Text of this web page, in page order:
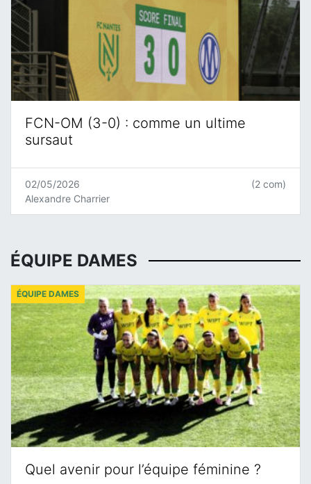
FCN-OM (3-0) : comme un ultime
sursaut
02/05/2026
Alexandre Charrier
(2 com)
ÉQUIPE DAMES
Quel avenir pour l’équipe féminine ?
ÉQUIPE DAMES